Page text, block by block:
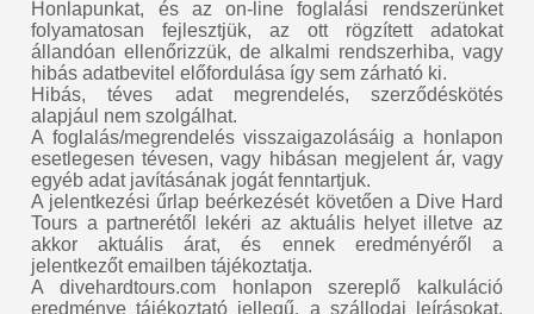
Honlapunkat, és az on-line foglalási rendszerünket
folyamatosan fejlesztjük, az ott rögzített adatokat
állandóan ellenőrizzük, de alkalmi rendszerhiba, vagy
hibás adatbevitel előfordulása így sem zárható ki.
Hibás, téves adat megrendelés, szerződéskötés
alapjául nem szolgálhat.
A foglalás/megrendelés visszaigazolásáig a honlapon
esetlegesen tévesen, vagy hibásan megjelent ár, vagy
egyéb adat javításának jogát fenntartjuk.
A jelentkezési űrlap beérkezését követően a Dive Hard
Tours a partnerétől lekéri az aktuális helyet illetve az
akkor aktuális árat, és ennek eredményéről a
jelentkezőt emailben tájékoztatja.
A divehardtours.com honlapon szereplő kalkuláció
eredménye tájékoztató jellegű, a szállodai leírásokat,